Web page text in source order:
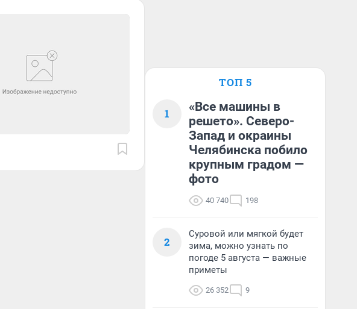
ТОП 5
1
«Все машины в
решето». Северо-
Запад и окраины
Челябинска побило
крупным градом —
фото
40 740 198
2
Суровой или мягкой будет
зима, можно узнать по
погоде 5 августа — важные
приметы
26 352 9